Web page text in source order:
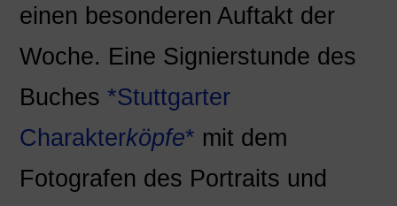
einen besonderen Auftakt der
Woche. Eine Signierstunde des
Buches *Stuttgarter
Charakterköpfe* mit dem
Fotografen des Portraits und